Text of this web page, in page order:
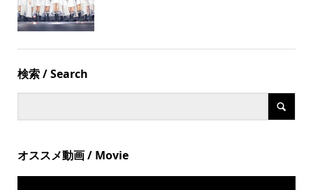
検索 / Search
オススメ動画 / Movie